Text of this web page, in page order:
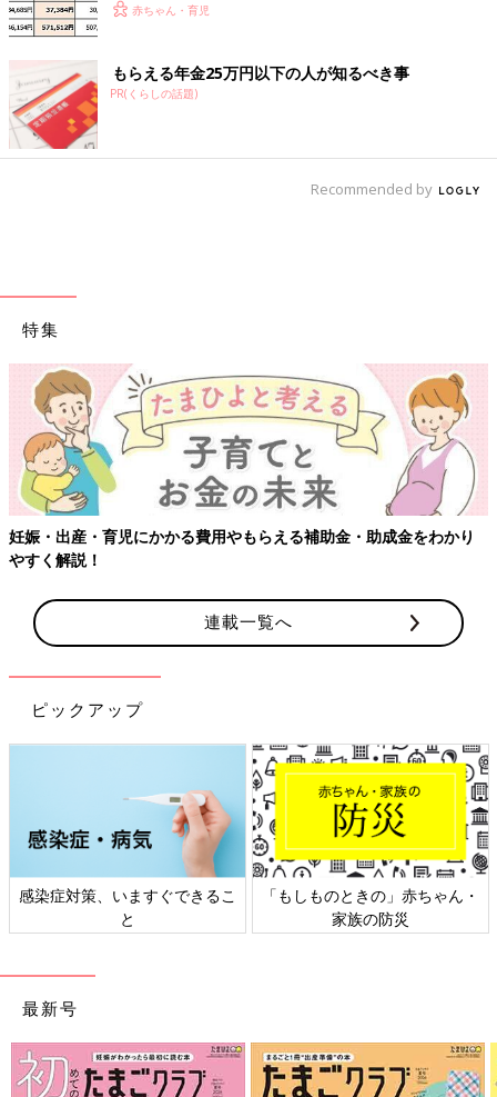
赤ちゃん・育児
もらえる年金25万円以下の人が知るべき事
PR(くらしの話題)
Recommended by
特集
妊娠・出産・育児にかかる費用やもらえる補助金・助成金をわかり
やすく解説！
連載一覧へ
ピックアップ
感染症対策、いますぐできるこ
と
「もしものときの」赤ちゃん・
家族の防災
最新号